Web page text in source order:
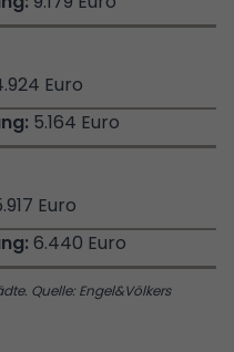
Quelle: Engel&Völkers
Euro
5.164 Euro
Euro
6.440 Euro